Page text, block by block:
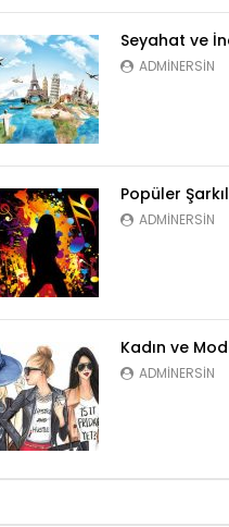
Seyahat ve
ADMINERSIN
Popüler
ADMINERSIN
Kadın ve
ADMINERSIN